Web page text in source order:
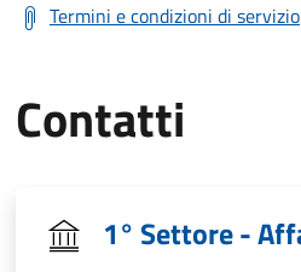
Termini e condizioni di servizio
Contatti
1° Settore -